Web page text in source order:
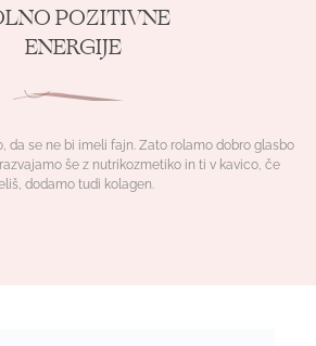
POZITIVNE
ENERGIJE
da se ne bi imeli fajn. Zato rolamo dobro glasbo
še z nutrikozmetiko in ti v kavico, če
dodamo tudi kolagen.